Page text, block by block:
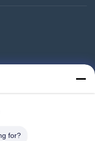
for?